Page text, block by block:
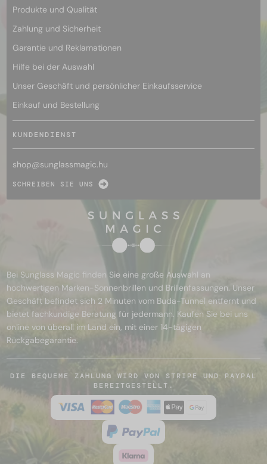
Produkte und Qualität
Zahlung und Sicherheit
Garantie und Reklamationen
Hilfe bei der Auswahl
Unser Geschäft und persönlicher Einkaufsservice
Einkauf und Bestellung
KUNDENDIENST
shop@sunglassmagic.hu
SCHREIBEN SIE UNS
Bei Sunglass Magic finden Sie eine große Auswahl an
hochwertigen Marken-Sonnenbrillen und Brillenfassungen. Unser
Geschäft befindet sich 2 Minuten vom Buda-Tunnel entfernt und
bietet fachkundige Beratung für jedermann. Kaufen Sie bei uns
online von überall im Land ein, mit einer 14-tägigen
Rückgabegarantie.
DIE BEQUEME ZAHLUNG WIRD VON STRIPE UND PAYPAL
BEREITGESTELLT.